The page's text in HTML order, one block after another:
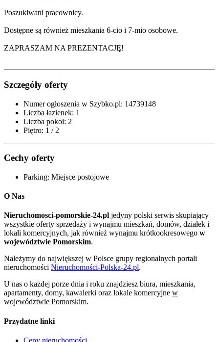
Poszukiwani pracownicy.
Dostępne są również mieszkania 6-cio i 7-mio osobowe.
ZAPRASZAM NA PREZENTACJĘ!
Szczegóły oferty
Numer ogłoszenia w Szybko.pl: 14739148
Liczba łazienek: 1
Liczba pokoi: 2
Piętro: 1 / 2
Cechy oferty
Parking: Miejsce postojowe
O Nas
Nieruchomosci-pomorskie-24.pl jedyny polski serwis skupiający
wszystkie oferty sprzedaży i wynajmu mieszkań, domów, działek i
lokali komercyjnych, jak również wynajmu krótkookresowego w
województwie Pomorskim.
Należymy do największej w Polsce grupy regionalnych portali
nieruchomości Nieruchomości-Polska-24.pl.
U nas o każdej porze dnia i roku znajdziesz biura, mieszkania,
apartamenty, domy, kawalerki oraz lokale komercyjne w
województwie Pomorskim.
Przydatne linki
Ceny nieruchomości